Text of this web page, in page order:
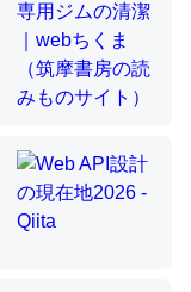
う脊椎動物と貝
無くしてナメク
虫はなぜ海にいな